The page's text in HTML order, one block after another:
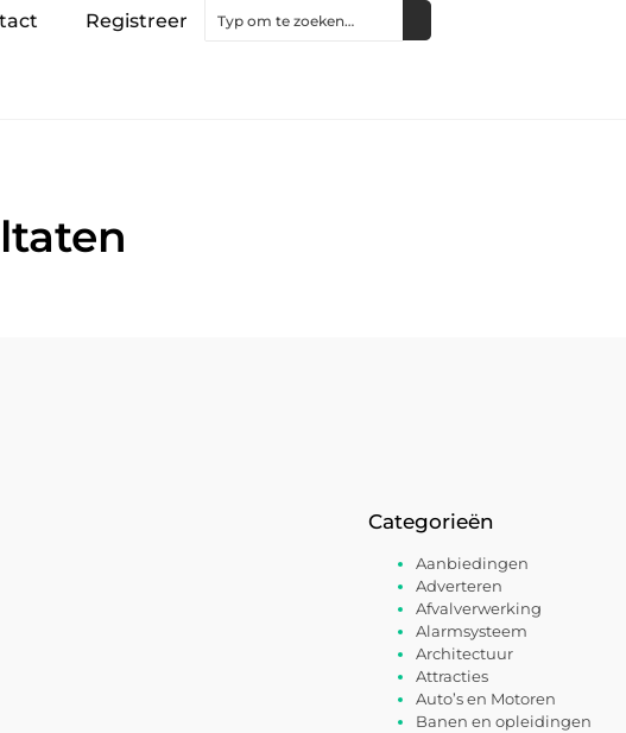
Registreer
Categorieën
Aanbiedingen
Adverteren
Afvalverwerking
Alarmsysteem
Architectuur
Attracties
Auto’s en Motoren
Banen en opleidingen